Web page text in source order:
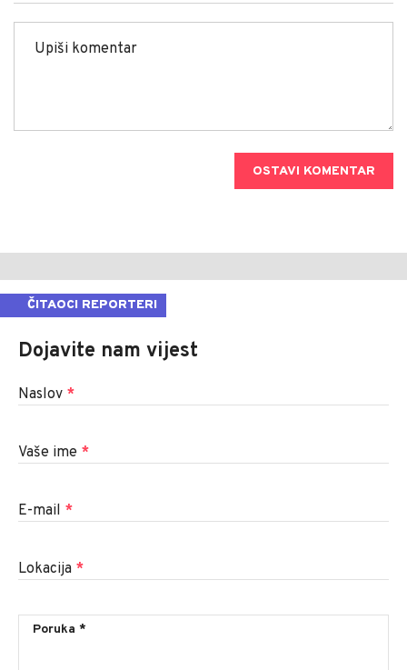
OSTAVI KOMENTAR
ČITAOCI REPORTERI
Dojavite nam vijest
Naslov *
Vaše ime *
E-mail *
Lokacija *